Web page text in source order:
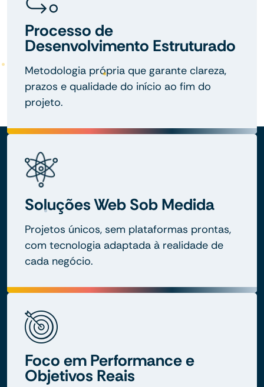
Processo de
Desenvolvimento Estruturado
Metodologia própria que garante clareza,
prazos e qualidade do início ao fim do
projeto.
Soluções Web Sob Medida
Projetos únicos, sem plataformas prontas,
com tecnologia adaptada à realidade de
cada negócio.
Foco em Performance e
Objetivos Reais